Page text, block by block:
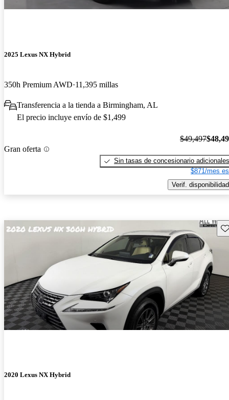
2025 Lexus NX Hybrid
350h Premium AWD 11,395 millas
Transferencia a la tienda a Birmingham, AL
El precio incluye envío de $1,499
Gran oferta
$49,497
Sin tasas de concesionario adicionales
$871/mes
Verif. disponibilidad
2020 Lexus NX Hybrid